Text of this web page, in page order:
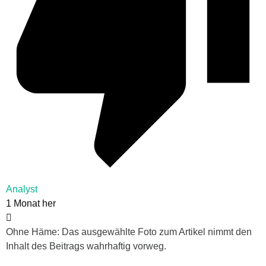
Analyst
1 Monat her
Ohne Häme: Das ausgewählte Foto zum Artikel nimmt den
Inhalt des Beitrags wahrhaftig vorweg.